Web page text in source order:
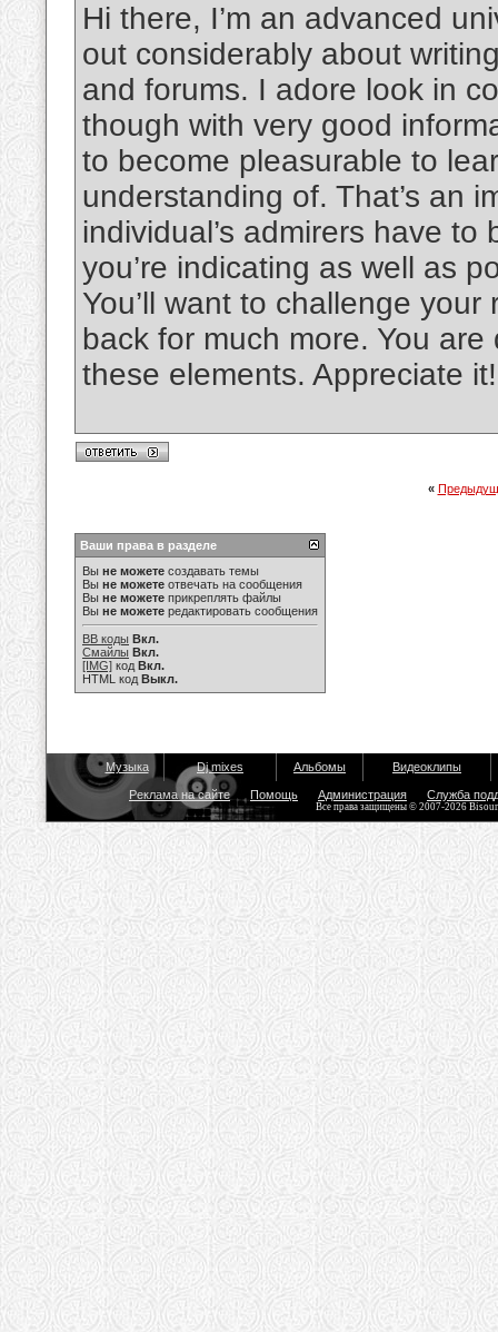
Hi there, I’m an advanced
out considerably about
and forums. I adore look in
though with very good
to become pleasurable to
understanding of. That’s an
individual’s admirers have
you’re indicating as well as
You’ll want to challenge
back for much more. You
these elements. Appreciate
«
Ваши права в разделе
Вы не можете создавать темы
Вы не можете отвечать на сообщения
Вы не можете прикреплять файлы
Вы не можете редактировать сообщения
BB коды Вкл.
Смайлы Вкл.
[IMG] код Вкл.
HTML код Выкл.
Музыка Dj mixes Альбомы Видеоклипы
Реклама на сайте Помощь Администрация Служба
Все права защищены © 2007-2026